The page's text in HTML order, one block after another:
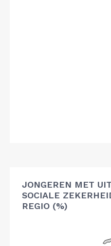
JONGEREN MET
SOCIALE
REGIO (%)